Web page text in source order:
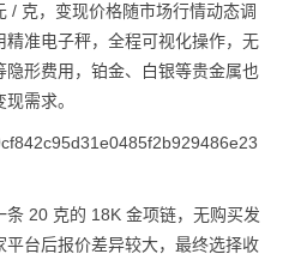
/ 克，变现价格随市场行情动态调
准电子秤，全程可视化操作，无
形费用，铂金、白银等贵金属也
需求。
20 克的 18K 金项链，无购买发
台后报价差异较大，最终选择收